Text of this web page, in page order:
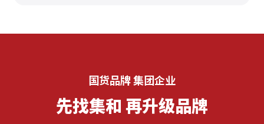
国货品牌 集团企业
先找集和 再升级品牌